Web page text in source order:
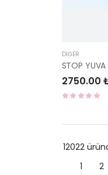
DIĞER
2750.00
12022
1
2